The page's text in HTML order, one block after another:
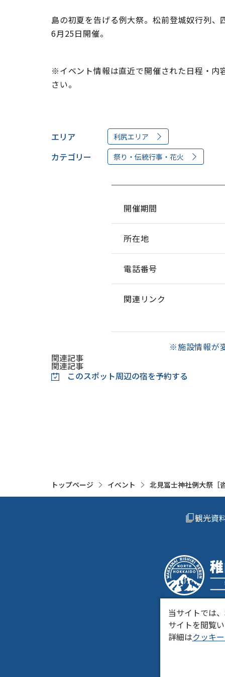
トップページ イベント 北見冨士神社例大祭［
島の初夏を告げる例大祭。松前登城奴行列
6月25日開催。
※イベント情報は直近で開催された日程・内
さい。
エリア 利尻エリア
カテゴリー 祭り・伝統行事・花火
開催期間
所在地
電話番号
関連リンク
※施設情報が
関連記事
関連記事
このスポット周辺の宿を予約する
観光資
き
当サイトでは
サイトを閲覧
詳細はクッキ